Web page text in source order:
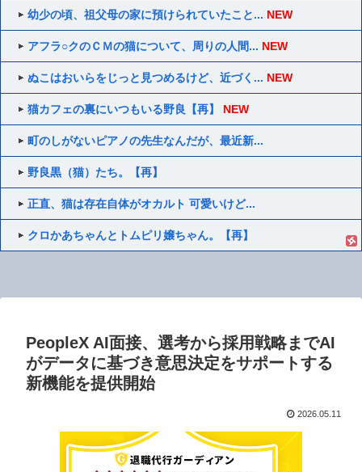
幼少の頃、祖父母の家に預けられていたこと... NEW
アフラ○クのＣＭの猫について、周りの人間... NEW
ぬこはおいらをじっと見つめるけど、近づく... NEW
猫カフェの裏にいつもいる野良【再】 NEW
町のしがないピアノの先生なんだが、最近新...
野良黒（猫）たち。【再】
正直、猫は存在自体がオカルト 可愛いけど...
クロかあちゃんとトムピリ嬢ちゃん。【再】
PeopleX AI面接、選考から採用戦略までAI
がデータに基づき意思決定をサポートする
新機能を提供開始
2026.05.11